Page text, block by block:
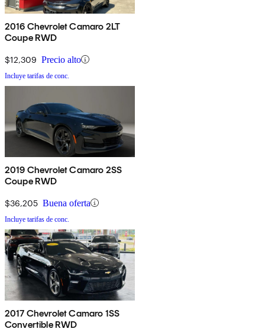
2016 Chevrolet Camaro 2LT
Coupe RWD
$12,309 Precio alto
Incluye tarifas de conc.
2019 Chevrolet Camaro 2SS
Coupe RWD
$36,205 Buena oferta
Incluye tarifas de conc.
2017 Chevrolet Camaro 1SS
Convertible RWD